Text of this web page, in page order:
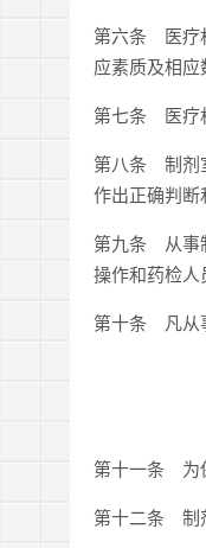
第六条 医疗
应素质及相应
第七条 医疗
第八条 制剂
作出正确判断
第九条 从事
操作和药检人
第十条 凡从
第十一条 为
第十二条 制